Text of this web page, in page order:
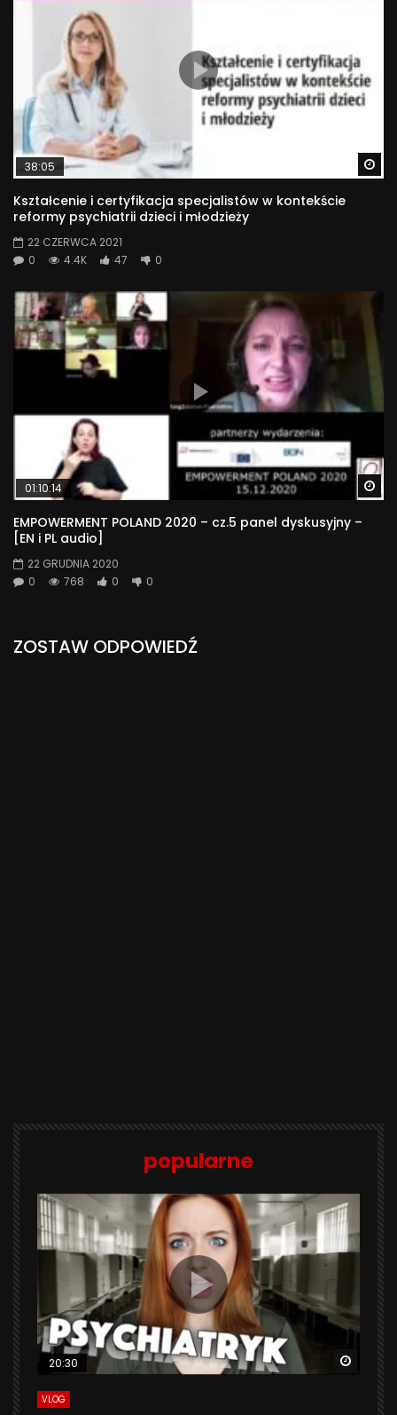
38:05
Kształcenie i certyfikacja specjalistów w kontekście
reformy psychiatrii dzieci i młodzieży
22 CZERWCA 2021
0
4.4K 47 0
01:10:14
EMPOWERMENT POLAND 2020 – cz.5 panel dyskusyjny –
[EN i PL audio]
22 GRUDNIA 2020
0
768 0 0
ZOSTAW ODPOWIEDŹ
popularne
20:30
VLOG